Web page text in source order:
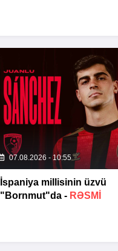
07.08.2026 - 10:55
İspaniya millisinin üzvü
"Bornmut"da - RƏSMİ